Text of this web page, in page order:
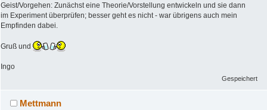
Geist/Vorgehen: Zunächst eine Theorie/Vorstellung entwickeln und sie dann
im Experiment überprüfen; besser geht es nicht - war übrigens auch mein
Empfinden dabei.
Gruß und
Ingo
Gespeichert
Mettmann